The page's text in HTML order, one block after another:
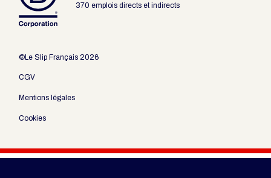
370 emplois directs et indirects
©Le Slip Français 2026
CGV
Mentions légales
Cookies